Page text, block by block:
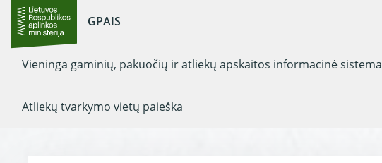
GPAIS
Vieninga gaminių, pakuočių ir atliekų apskaitos informacinė sistema
Atliekų tvarkymo vietų paieška